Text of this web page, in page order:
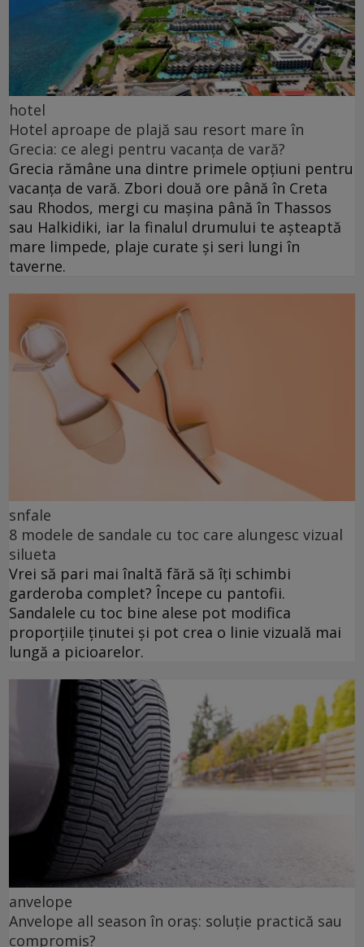
hotel
Hotel aproape de plajă sau resort mare în
Grecia: ce alegi pentru vacanța de vară?
Grecia rămâne una dintre primele opțiuni pentru
vacanța de vară. Zbori două ore până în Creta
sau Rhodos, mergi cu mașina până în Thassos
sau Halkidiki, iar la finalul drumului te așteaptă
mare limpede, plaje curate și seri lungi în
taverne.
snfale
8 modele de sandale cu toc care alungesc vizual
silueta
Vrei să pari mai înaltă fără să îți schimbi
garderoba complet? Începe cu pantofii.
Sandalele cu toc bine alese pot modifica
proporțiile ținutei și pot crea o linie vizuală mai
lungă a picioarelor.
anvelope
Anvelope all season în oraș: soluție practică sau
compromis?